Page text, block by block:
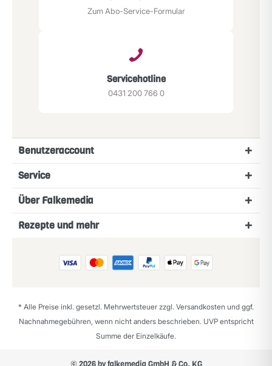
Zum Abo-Service-Formular
Servicehotline
0431 200 766 0
Benutzeraccount
Service
Über Falkemedia
Rezepte und mehr
* Alle Preise inkl. gesetzl. Mehrwertsteuer zzgl. Versandkosten und ggf.
Nachnahmegebühren, wenn nicht anders beschrieben. UVP entspricht
Summe der Einzelkäufe.
© 2026 by falkemedia GmbH & Co. KG